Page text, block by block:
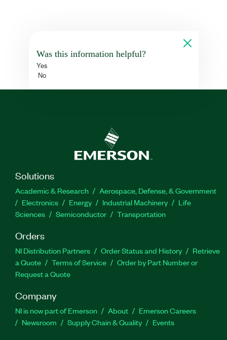
Was this information helpful?
Yes
No
Solutions
Academic & Research
Aerospace, Defense, & Government
Electronics
Energy Industrial Machinery
Life
Sciences
Semiconductor Transportation
Orders
NI Distribution Partners Order Status and History
Retrieve
a Quote
Terms of Service
Order by Part Number or
Request a Quote
Company
NI is now part of Emerson About
Emerson Careers
Newsroom
Supply Chain & Quality Events